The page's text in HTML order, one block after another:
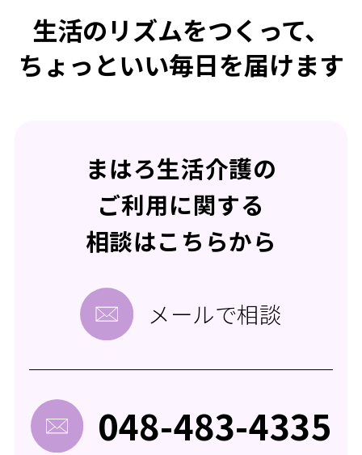
生活のリズムをつくって、
ちょっといい毎日を届けます
まはろ生活介護の
ご利用に関する
相談はこちらから
メールで相談
048-483-4335